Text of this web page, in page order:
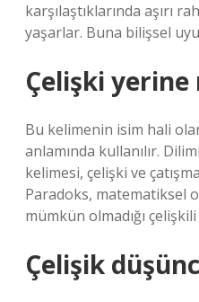
karşılaştıklarında aşırı
yaşarlar. Buna bilişsel
Çelişki yerine
Bu kelimenin isim hali
anlamında kullanılır.
kelimesi, çelişki ve
Paradoks, matematiksel
mümkün olmadığı
Çelişik